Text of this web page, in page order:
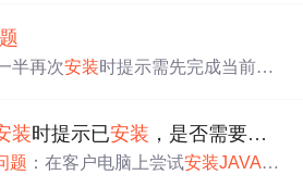
给出了相应的解决办法，帮助读者
程序。
半再次安装时提示需先完成当前安
相关Java安装文件及Temp下的JAVA
重新安装jdk。
装时提示已安装 ，是否需要继续
题 ：在客户电脑上尝试安装JAVA